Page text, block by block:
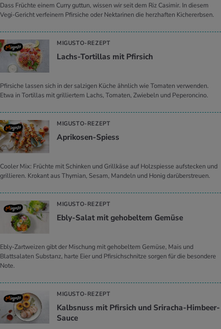
Dass Früchte einem Curry guttun, wissen wir seit dem Riz Casimir. In diesem
Vegi-Gericht verfeinern Pfirsiche oder Nektarinen die herzhaften Kichererbsen.
MIGUSTO-REZEPT
Lachs-Tor­til­las mit Pfir­sich
Pfirsiche lassen sich in der salzigen Küche ähnlich wie Tomaten verwenden.
Etwa in Tortillas mit grilliertem Lachs, Tomaten, Zwiebeln und Peperoncino.
MIGUSTO-REZEPT
Apri­ko­sen-Spiess
Cooler Mix: Früchte mit Schinken und Grillkäse auf Holzspiesse aufstecken und
grillieren. Krokant aus Thymian, Sesam, Mandeln und Honig darüberstreuen.
MIGUSTO-REZEPT
Ebly-Salat mit ge­ho­bel­tem Ge­mü­se
Ebly-Zartweizen gibt der Mischung mit gehobeltem Gemüse, Mais und
Blattsalaten Substanz, harte Eier und Pfirsichschnitze sorgen für die besondere
Note.
MIGUSTO-REZEPT
Kalbs­nuss mit Pfir­sich und Sri­racha-Him­beer-
Sauce